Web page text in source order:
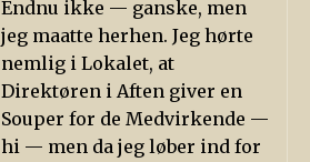
Endnu ikke — ganske, men
jeg maatte herhen. Jeg hørte
nemlig i Lokalet, at
Direktøren i Aften giver en
Souper for de Medvirkende —
hi — men da jeg løber ind for